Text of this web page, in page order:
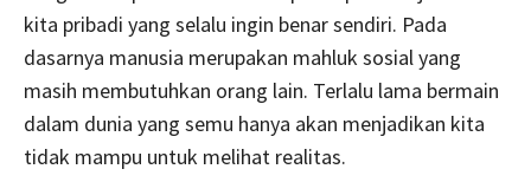
kita pribadi yang selalu ingin benar sendiri. Pada
dasarnya manusia merupakan mahluk sosial yang
masih membutuhkan orang lain. Terlalu lama bermain
dalam dunia yang semu hanya akan menjadikan kita
tidak mampu untuk melihat realitas.